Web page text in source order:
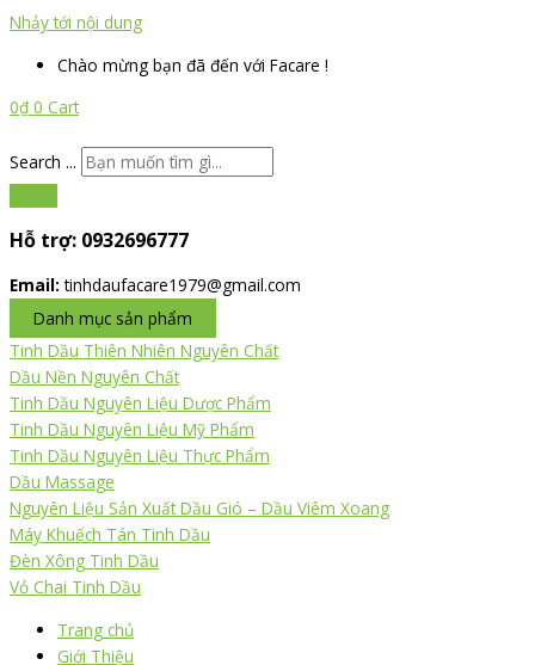
Nhảy tới nội dung
Chào mừng bạn đã đến với Facare !
0₫ 0 Cart
Search ...
Hỗ trợ: 0932696777
Email:tinhdaufacare1979@gmail.com
Danh mục sản phẩm
Tinh Dầu Thiên Nhiên Nguyên Chất
Dầu Nền Nguyên Chất
Tinh Dầu Nguyên Liệu Dược Phẩm
Tinh Dầu Nguyên Liệu Mỹ Phẩm
Tinh Dầu Nguyên Liệu Thực Phẩm
Dầu Massage
Nguyên Liệu Sản Xuất Dầu Gió – Dầu Viêm Xoang
Máy Khuếch Tán Tinh Dầu
Đèn Xông Tinh Dầu
Vỏ Chai Tinh Dầu
Trang chủ
Giới Thiệu